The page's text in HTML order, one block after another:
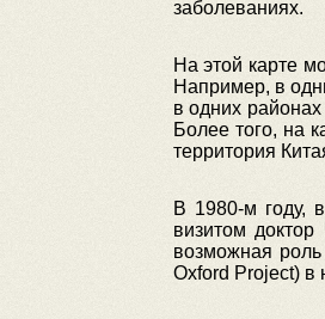
заболеваниях.
На этой карте
Например, в
в одних
Более того, на
территория
В 1980-м году,
визитом
возможная
Oxford Project) в